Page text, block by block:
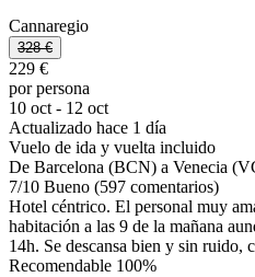
Cannaregio
328 €
229 €
por persona
10 oct - 12 oct
Actualizado hace 1 día
Vuelo de ida y vuelta incluido
De Barcelona (BCN) a Venecia
7/10 Bueno (597 comentarios)
Hotel céntrico. El personal muy
habitación a las 9 de la mañana
14h. Se descansa bien y sin ruido,
Recomendable 100%